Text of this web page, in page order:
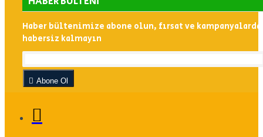
Haber bültenimize abone olun, fırsat ve
habersiz kalmayın
Abone Ol